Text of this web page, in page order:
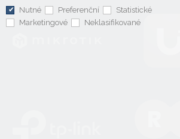
Nutné Preferenční
Statistické
Marketingové
Neklasifikované